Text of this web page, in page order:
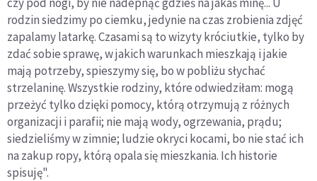
rodzin siedzimy po ciemku, jedynie na czas zrobienia zdjęć
zapalamy latarkę. Czasami są to wizyty króciutkie, tylko by
zdać sobie sprawę, w jakich warunkach mieszkają i jakie
mają potrzeby, spieszymy się, bo w pobliżu słychać
strzelaninę. Wszystkie rodziny, które odwiedziłam: mogą
przeżyć tylko dzięki pomocy, którą otrzymują z różnych
organizacji i parafii; nie mają wody, ogrzewania, prądu;
siedzieliśmy w zimnie; ludzie okryci kocami, bo nie stać ich
na zakup ropy, którą opala się mieszkania. Ich historie
spisuję".